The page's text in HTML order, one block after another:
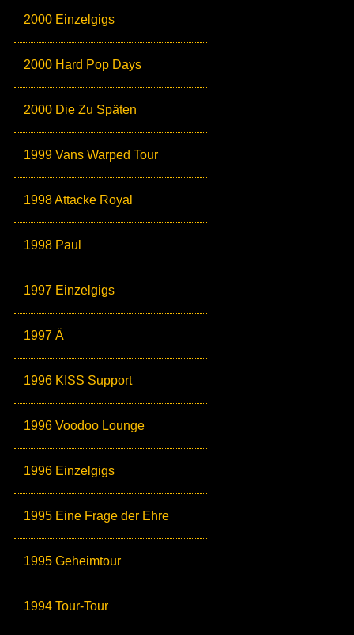
2000 Einzelgigs
2000 Hard Pop Days
2000 Die Zu Späten
1999 Vans Warped Tour
1998 Attacke Royal
1998 Paul
1997 Einzelgigs
1997 Ä
1996 KISS Support
1996 Voodoo Lounge
1996 Einzelgigs
1995 Eine Frage der Ehre
1995 Geheimtour
1994 Tour-Tour